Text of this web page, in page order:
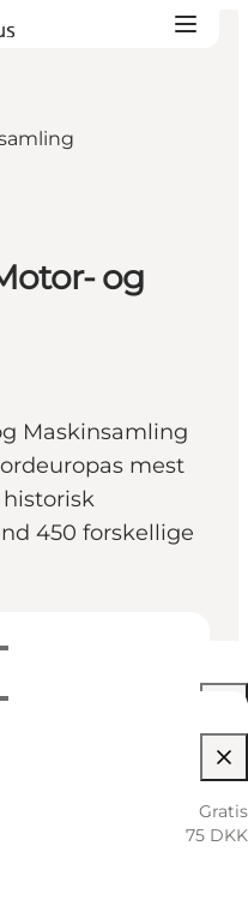
og
Maskinsamling
mest
450 forskellige
10:00 AM–05:00 PM
10:00 AM–05:00 PM
Gratis
75 DKK